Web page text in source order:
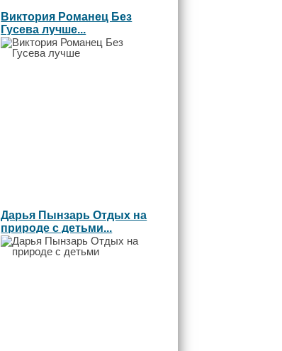
Виктория Романец Без
Гусева лучше...
Дарья Пынзарь Отдых на
природе с детьми...